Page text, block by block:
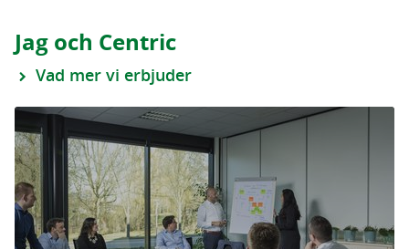
Jag och Centric
Vad mer vi erbjuder